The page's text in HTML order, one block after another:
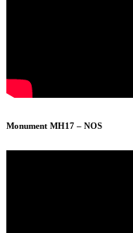
Monument MH17 – NOS